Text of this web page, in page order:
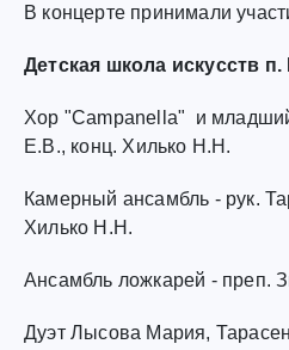
В концерте принимали
Детская школа искусств п.
Хор "Campanella" и
Е.В., конц. Хилько Н.Н.
Камерный ансамбль - рук.
Хилько Н.Н.
Ансамбль ложкарей - преп.
Дуэт Лысова Мария,